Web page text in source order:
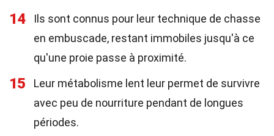
14
Ils sont connus pour leur technique de chasse
en embuscade, restant immobiles jusqu'à ce
qu'une proie passe à proximité.
15
Leur métabolisme lent leur permet de survivre
avec peu de nourriture pendant de longues
périodes.